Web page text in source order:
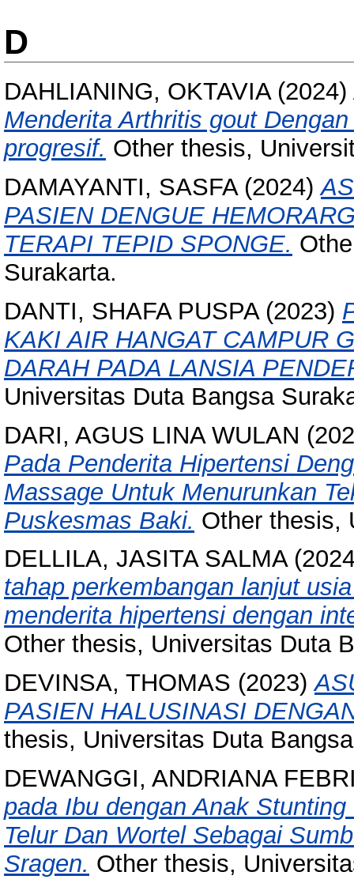
D
DAHLIANING, OKTAVIA(2024)
Menderita Arthritis gout
progresif. Other thesis,
DAMAYANTI, SASFA(2024)
PASIEN DENGUE
TERAPI TEPID SPONGE.
Surakarta.
DANTI, SHAFA PUSPA(2023)
KAKI AIR HANGAT CAMPUR
DARAH PADA LANSIA
Universitas Duta Bangsa
DARI, AGUS LINA WULAN
Pada Penderita Hipertensi
Massage Untuk Menurunkan
Puskesmas Baki. Other thesis,
DELLILA, JASITA SALMA
tahap perkembangan lanjut
menderita hipertensi dengan
Other thesis, Universitas Duta
DEVINSA, THOMAS (2023)
PASIEN HALUSINASI
thesis, Universitas Duta
DEWANGGI, ANDRIANA
pada Ibu dengan Anak
Telur Dan Wortel Sebagai
Sragen. Other thesis,